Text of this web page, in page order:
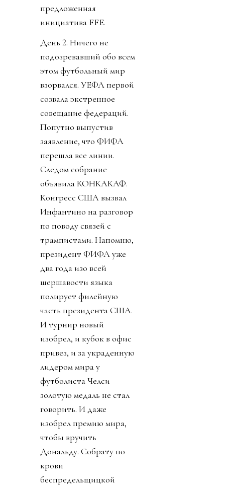
предложенная
инициатива FFE.
День 2. Ничего не
подозревавший обо всем
этом футбольный мир
взорвался. УЕФА первой
созвала экстренное
совещание федераций.
Попутно выпустив
заявление, что ФИФА
перешла все линии.
Следом собрание
объявила КОНКАКАФ.
Конгресс США вызвал
Инфантино на разговор
по поводу связей с
трампистами. Напомню,
президент ФИФА уже
два года изо всей
шершавости языка
полирует филейную
часть президента США.
И турнир новый
изобрел, и кубок в офис
привез, и за украденную
лидером мира у
футболиста Челси
золотую медаль не стал
говорить. И даже
изобрел премию мира,
чтобы вручить
Дональду. Собрату по
крови
беспредельщицкой